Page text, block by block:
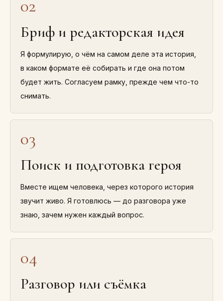
02
Бриф и редакторская идея
Я формулирую, о чём на самом деле эта история,
в каком формате её собирать и где она потом
будет жить. Согласуем рамку, прежде чем что-то
снимать.
03
Поиск и подготовка героя
Вместе ищем человека, через которого история
звучит живо. Я готовлюсь — до разговора уже
знаю, зачем нужен каждый вопрос.
04
Разговор или съёмка